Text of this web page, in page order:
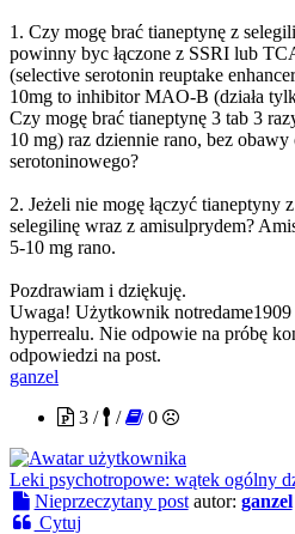
1. Czy mogę brać tianeptynę z
powinny byc łączone z SSRI lub
(selective serotonin reuptake
10mg to inhibitor MAO-B (działa
Czy mogę brać tianeptynę 3 tab 3
10 mg) raz dziennie rano, bez obawy
serotoninowego?
2. Jeżeli nie mogę łączyć tianeptyny
selegilinę wraz z amisulprydem?
5-10 mg rano.
Pozdrawiam i dziękuję.
Uwaga! Użytkownik
hyperrealu. Nie odpowie na próbę
odpowiedzi na post.
ganzel
3 /
/ 0
Leki psychotropowe: wątek ogólny
Nieprzeczytany post autor: ganzel
Cytuj